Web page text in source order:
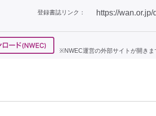
登録書誌リンク： https://
※NWEC運営の外部サイトが開きま